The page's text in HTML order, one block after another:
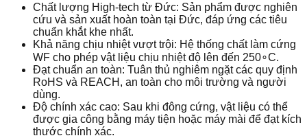
Chất lượng High-tech từ Đức: Sản phẩm được nghiên
cứu và sản xuất hoàn toàn tại Đức, đáp ứng các tiêu
chuẩn khắt khe nhất.
Khả năng chịu nhiệt vượt trội: Hệ thống chất làm cứng
WF cho phép vật liệu chịu nhiệt độ lên đến 250∘C.
Đạt chuẩn an toàn: Tuân thủ nghiêm ngặt các quy định
RoHS và REACH, an toàn cho môi trường và người
dùng.
Độ chính xác cao: Sau khi đông cứng, vật liệu có thể
được gia công bằng máy tiện hoặc máy mài để đạt kích
thước chính xác.